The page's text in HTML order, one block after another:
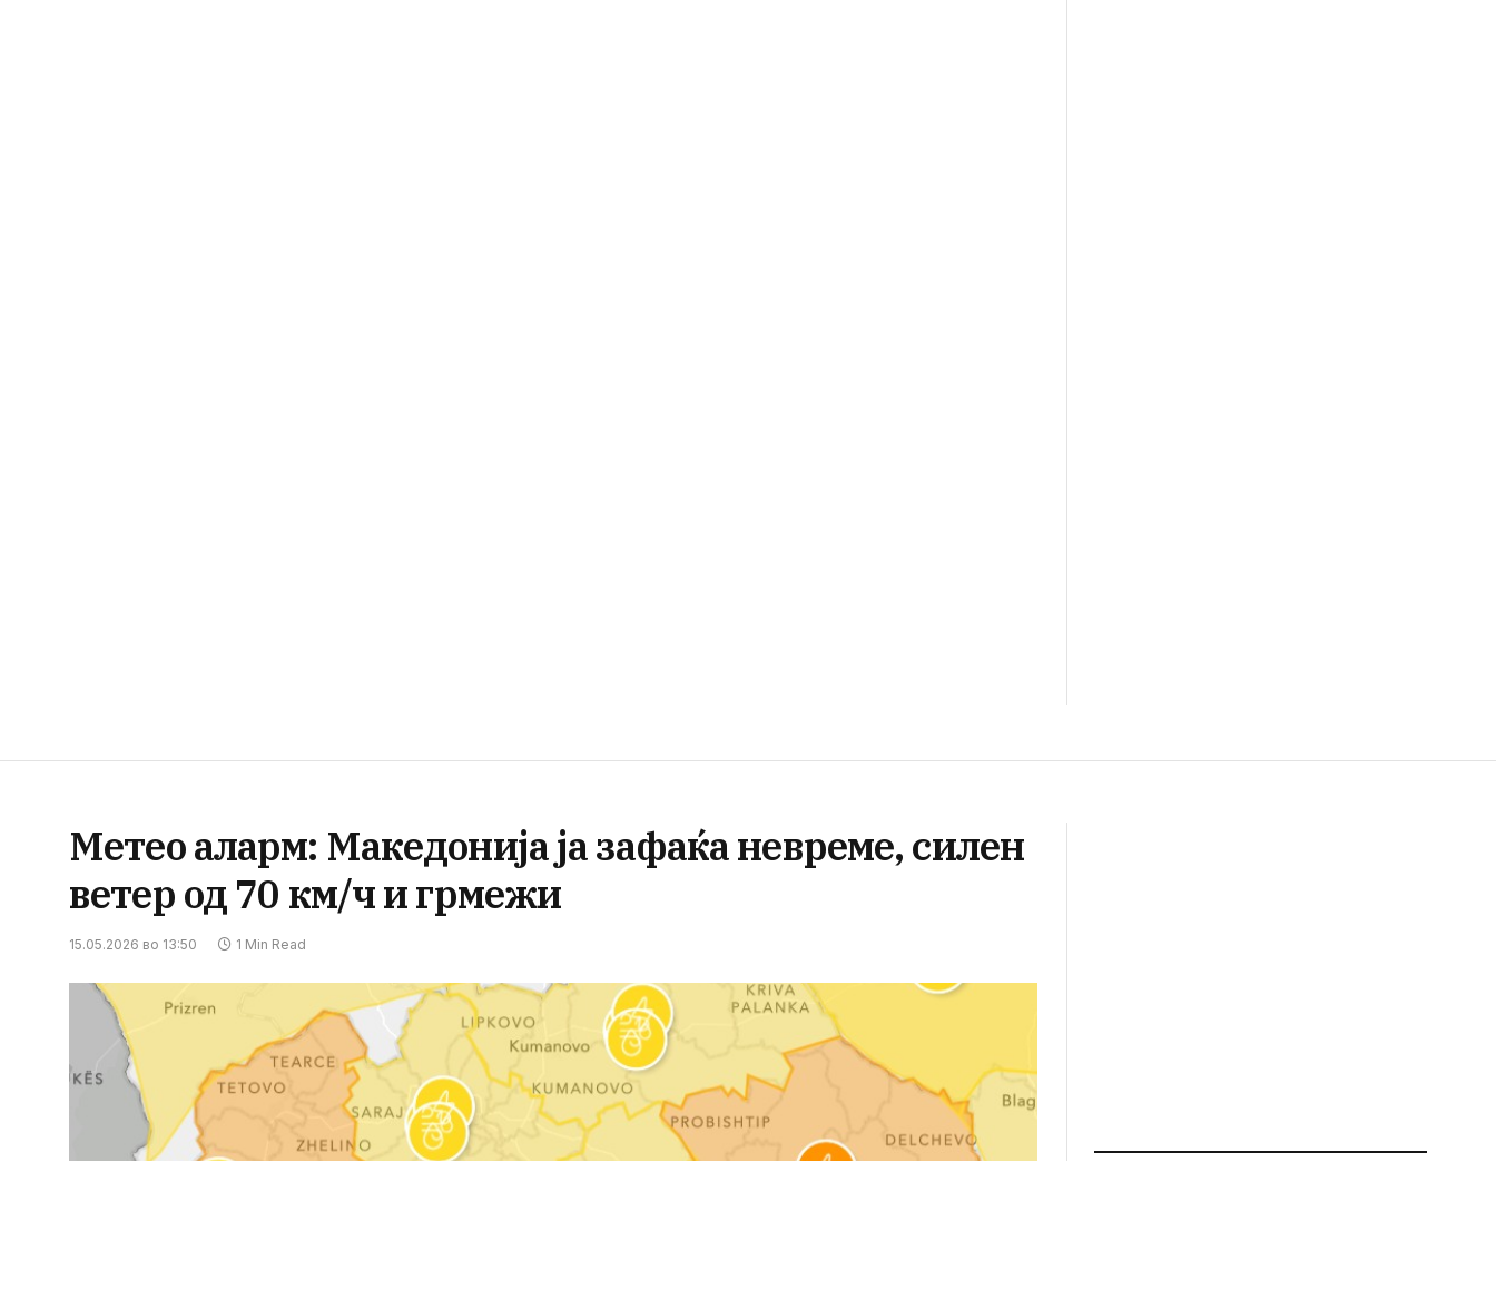
Метео аларм: Македонија ја зафаќа невреме, силен
ветер од 70 км/ч и грмежи
15.05.2026 во 13:50 1 Min Read